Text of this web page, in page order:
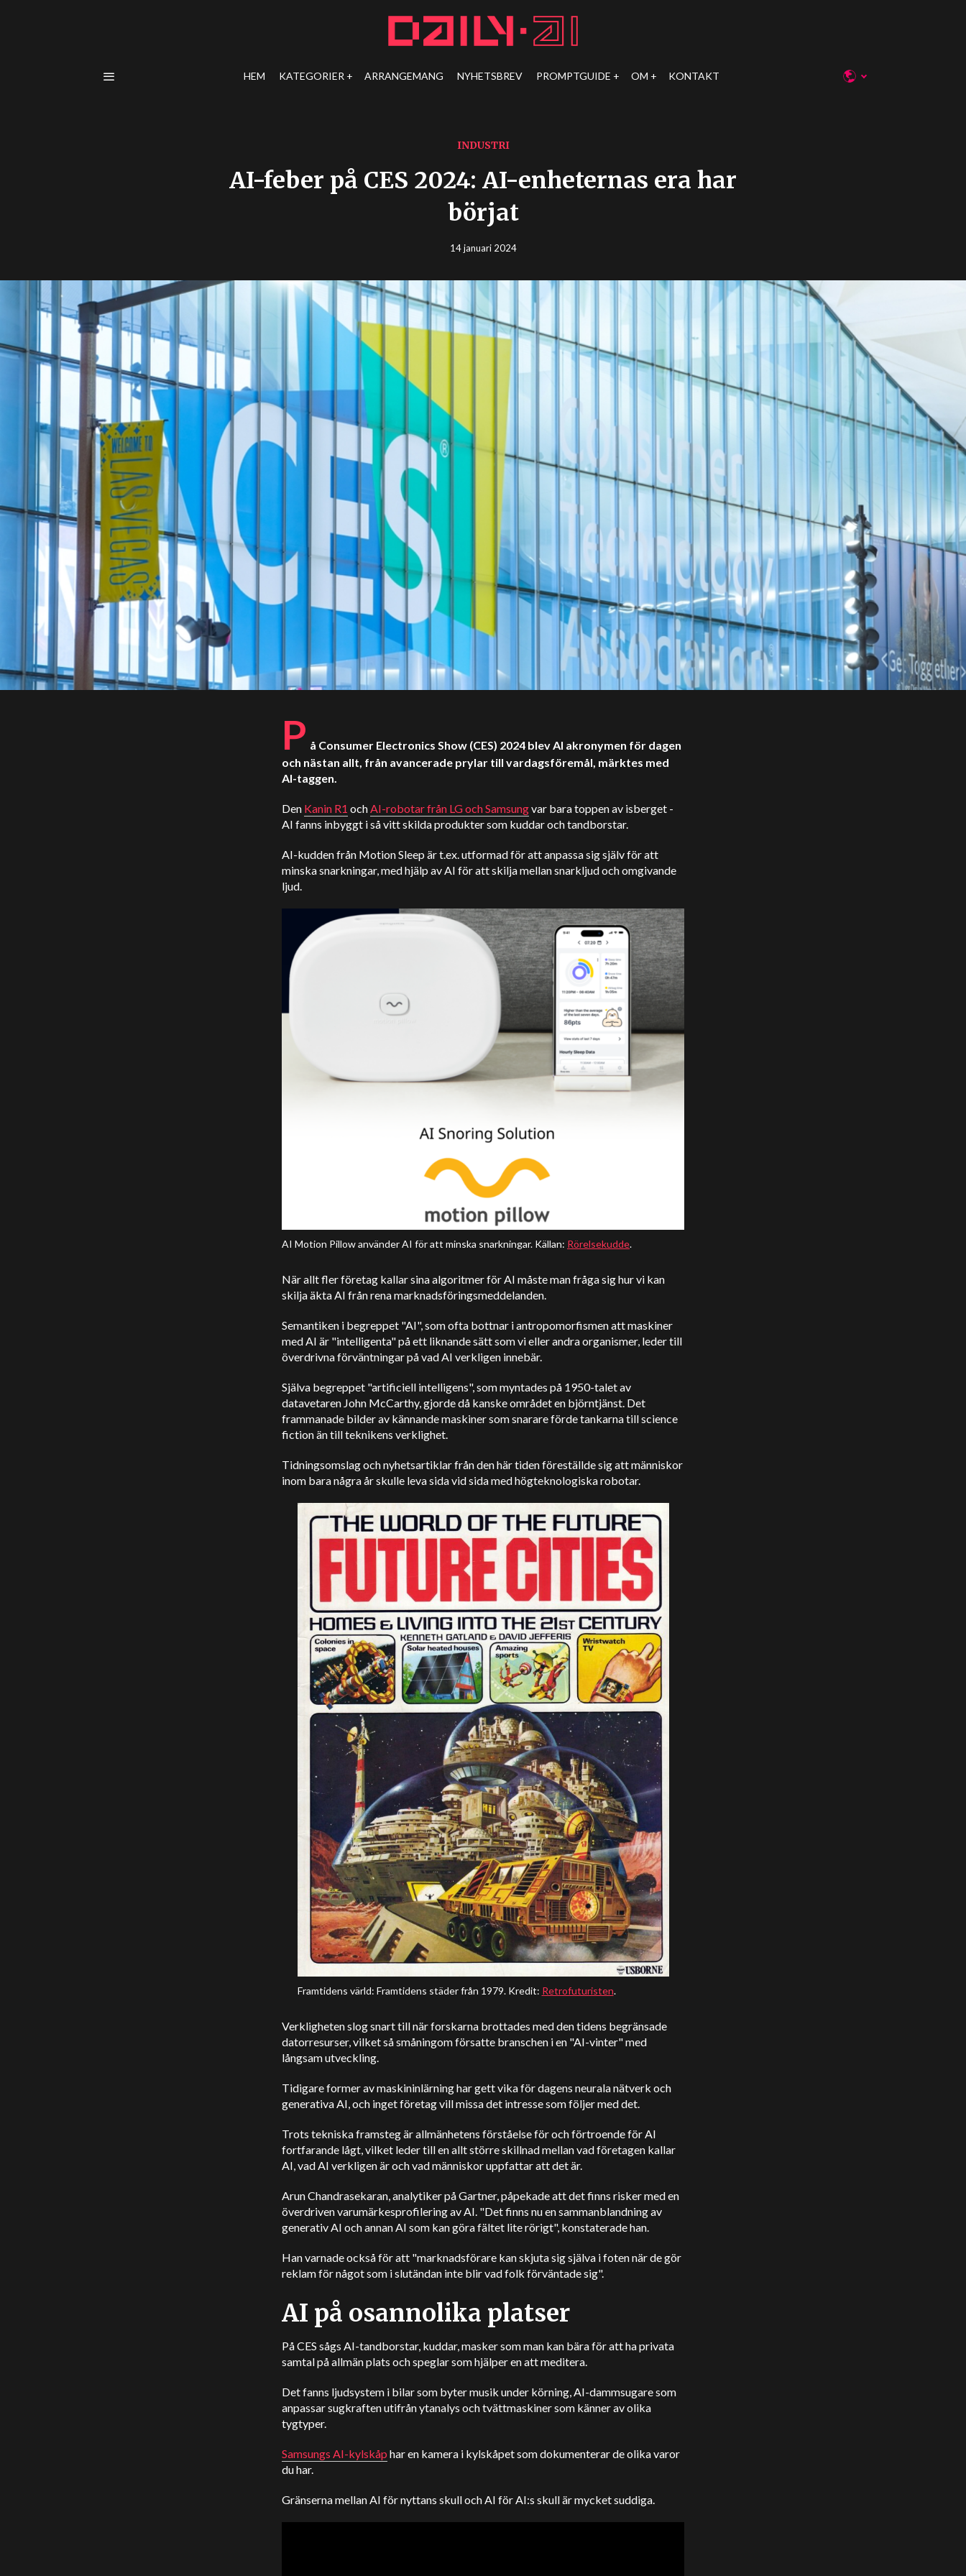
HEM KATEGORIER ARRANGEMANG NYHETSBREV PROMPTGUIDE OM KONTAKT
INDUSTRI
AI-feber på CES 2024: AI-enheternas era har
börjat
14 januari 2024
P å Consumer Electronics Show (CES) 2024 blev AI akronymen för dagen
och nästan allt, från avancerade prylar till vardagsföremål, märktes med
AI-taggen.
Den Kanin R1 ochAI-robotar från LG och Samsungvar bara toppen av isberget -
AI fanns inbyggt i så vitt skilda produkter som kuddar och tandborstar.
AI-kudden från Motion Sleep är t.ex. utformad för att anpassa sig själv för att
minska snarkningar, med hjälp av AI för att skilja mellan snarkljud och omgivande
ljud.
AI Motion Pillow använder AI för att minska snarkningar. Källan: Rörelsekudde.
När allt fler företag kallar sina algoritmer för AI måste man fråga sig hur vi kan
skilja äkta AI från rena marknadsföringsmeddelanden.
Semantiken i begreppet "AI", som ofta bottnar i antropomorfismen att maskiner
med AI är "intelligenta" på ett liknande sätt som vi eller andra organismer, leder till
överdrivna förväntningar på vad AI verkligen innebär.
Själva begreppet "artificiell intelligens", som myntades på 1950-talet av
datavetaren John McCarthy, gjorde då kanske området en björntjänst. Det
frammanade bilder av kännande maskiner som snarare förde tankarna till science
fiction än till teknikens verklighet.
Tidningsomslag och nyhetsartiklar från den här tiden föreställde sig att människor
inom bara några år skulle leva sida vid sida med högteknologiska robotar.
Framtidens värld: Framtidens städer från 1979. Kredit: Retrofuturisten.
Verkligheten slog snart till när forskarna brottades med den tidens begränsade
datorresurser, vilket så småningom försatte branschen i en "AI-vinter" med
långsam utveckling.
Tidigare former av maskininlärning har gett vika för dagens neurala nätverk och
generativa AI, och inget företag vill missa det intresse som följer med det.
Trots tekniska framsteg är allmänhetens förståelse för och förtroende för AI
fortfarande lågt, vilket leder till en allt större skillnad mellan vad företagen kallar
AI, vad AI verkligen är och vad människor uppfattar att det är.
Arun Chandrasekaran, analytiker på Gartner, påpekade att det finns risker med en
överdriven varumärkesprofilering av AI. "Det finns nu en sammanblandning av
generativ AI och annan AI som kan göra fältet lite rörigt", konstaterade han.
Han varnade också för att "marknadsförare kan skjuta sig själva i foten när de gör
reklam för något som i slutändan inte blir vad folk förväntade sig".
AI på osannolika platser
På CES sågs AI-tandborstar, kuddar, masker som man kan bära för att ha privata
samtal på allmän plats och speglar som hjälper en att meditera.
Det fanns ljudsystem i bilar som byter musik under körning, AI-dammsugare som
anpassar sugkraften utifrån ytanalys och tvättmaskiner som känner av olika
tygtyper.
Samsungs AI-kylskåp har en kamera i kylskåpet som dokumenterar de olika varor
du har.
Gränserna mellan AI för nyttans skull och AI för AI:s skull är mycket suddiga.